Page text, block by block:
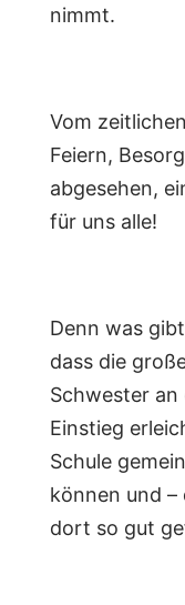
nimmt.
Vom
Feiern,
abgesehen,
für uns alle!
Denn was
dass die
Schwester
Einstieg
Schule
können und –
dort so gut